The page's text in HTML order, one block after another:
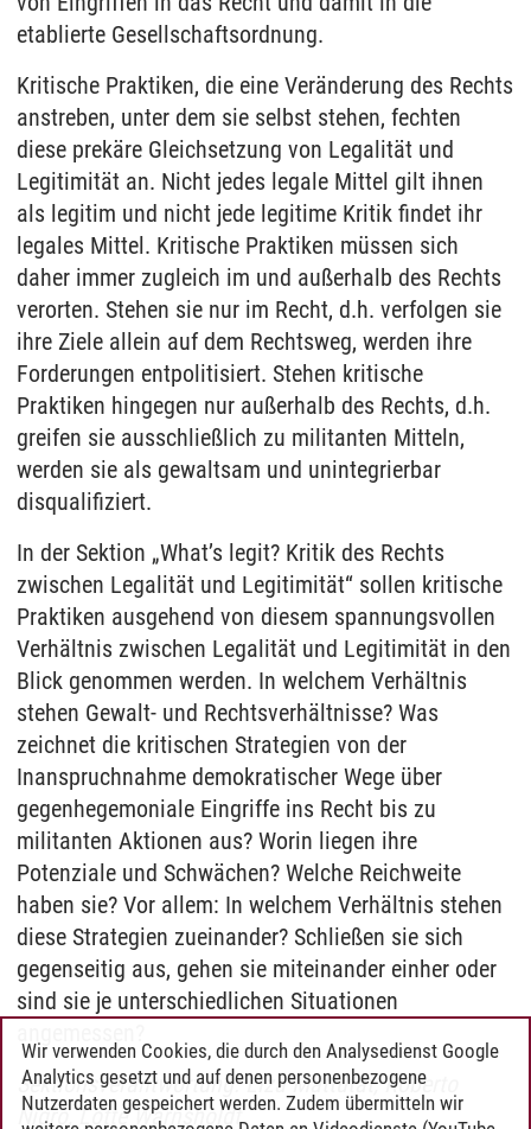
etablierte Gesellschaftsordnung.
Kritische Praktiken, die eine Veränderung des Rechts
anstreben, unter dem sie selbst stehen, fechten
diese prekäre Gleichsetzung von Legalität und
Legitimität an. Nicht jedes legale Mittel gilt ihnen
als legitim und nicht jede legitime Kritik findet ihr
legales Mittel. Kritische Praktiken müssen sich
daher immer zugleich im und außerhalb des Rechts
verorten. Stehen sie nur im Recht, d.h. verfolgen sie
ihre Ziele allein auf dem Rechtsweg, werden ihre
Forderungen entpolitisiert. Stehen kritische
Praktiken hingegen nur außerhalb des Rechts, d.h.
greifen sie ausschließlich zu militanten Mitteln,
werden sie als gewaltsam und unintegrierbar
disqualifiziert.
In der Sektion „What’s legit? Kritik des Rechts
zwischen Legalität und Legitimität“ sollen kritische
Praktiken ausgehend von diesem spannungsvollen
Verhältnis zwischen Legalität und Legitimität in den
Blick genommen werden. In welchem Verhältnis
stehen Gewalt- und Rechtsverhältnisse? Was
zeichnet die kritischen Strategien von der
Inanspruchnahme demokratischer Wege über
gegenhegemoniale Eingriffe ins Recht bis zu
militanten Aktionen aus? Worin liegen ihre
Potenziale und Schwächen? Welche Reichweite
haben sie? Vor allem: In welchem Verhältnis stehen
diese Strategien zueinander? Schließen sie sich
gegenseitig aus, gehen sie miteinander einher oder
sind sie je unterschiedlichen Situationen
Sektionsverantwortung: Liza Mattutat, Roberto
Nigro, Lotte Warnsholdt
Wir verwenden Cookies, die durch den Analysedienst Google
Analytics gesetzt und auf denen personenbezogene
Nutzerdaten gespeichert werden. Zudem übermitteln wir